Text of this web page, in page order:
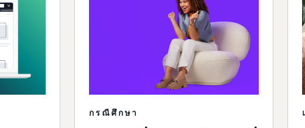
กรณีศึกษา